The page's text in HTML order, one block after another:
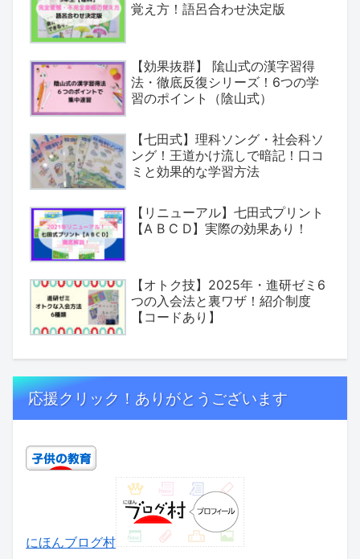
覚え方！語呂合わせ決定版
【効果抜群】 隂山式の漢字習得
法・徹底反復シリーズ！6つの学
習のポイント（陰山式）
【七田式】理科ソング・社会科ソ
ング！王道かけ流しで暗記！口コ
ミと効果的な学習方法
【リニューアル】七田式プリント
【A B C D】実際の効果あり！
【オトク技】2025年・進研ゼミ6
つの入会法と裏ワザ！紹介制度
【コードあり】
応援クリック！ありがとうございます
にほんブログ村